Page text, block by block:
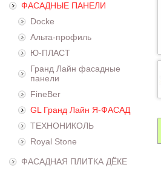
ФАСАДНЫЕ ПАНЕЛИ
Docke
Альта-профиль
Ю-ПЛАСТ
Гранд Лайн фасадные
панели
FineBer
GL Гранд Лайн Я-ФАСАД
ТЕХНОНИКОЛЬ
Royal Stone
ФАСАДНАЯ ПЛИТКА ДЁКЕ